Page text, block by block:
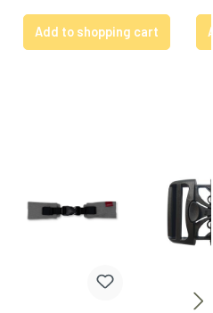
Add to shopping cart